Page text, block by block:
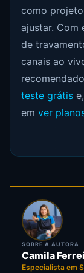
como
ajustar. Com
de
canais ao
teste grátis
emver
SOBRE A AUTORA
Camila
Especialista em